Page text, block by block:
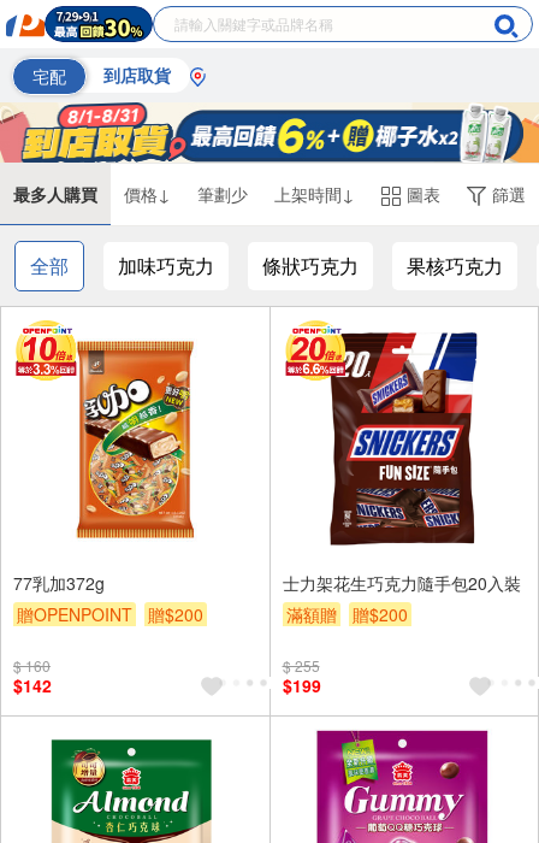
宅配 到店取貨
最多人購買 價格↓ 筆劃少 上架時間↓ 圖表 篩選
全部 加味巧克力 條狀巧克力 果核巧克力
77乳加372g
贈OPENPOINT
贈$200
$ 160
$142
士力架花生巧克力隨手包20入裝
滿額贈
贈$200
$ 255
$199